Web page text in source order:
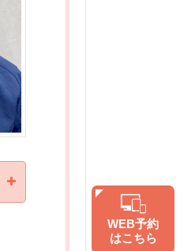
WEB予約
はこちら